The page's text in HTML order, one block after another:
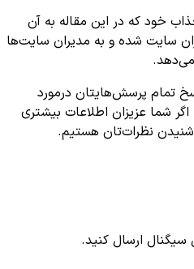
خود که در این مقاله به آن
سایت شده و به مدیران سایت‌ها
می‌دهد.
تمام پرسش‌هایتان درمورد
شما عزیزان اطلاعات بیشتری
شنیدن نظرات‌تان هستیم.
سیگنال ارسال کنید.